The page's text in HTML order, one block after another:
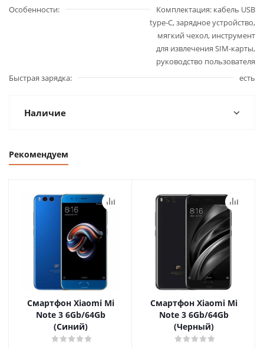
Особенности
Комплектация: кабель USB
type-C, зарядное устройство,
мягкий чехол, инструмент
для извлечения SIM-карты,
руководство пользователя
Быстрая зарядка
есть
Наличие
Рекомендуем
Смартфон Xiaomi Mi
Note 3 6Gb/64Gb
(Синий)
Смартфон Xiaomi Mi
Note 3 6Gb/64Gb
(Черный)